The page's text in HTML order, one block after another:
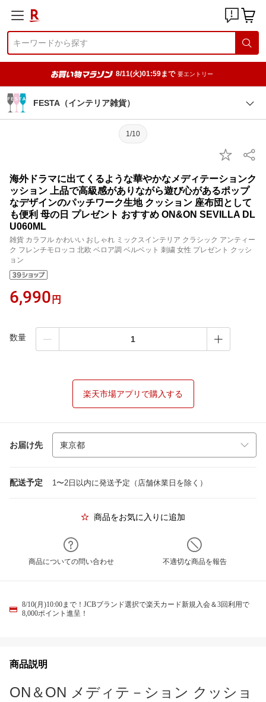
8/11(火)01:59まで 要エントリー
FESTA（インテリア雑貨）
1/10
海外ドラマに出てくるような華やかなメディテーションク
ッション 上品で高級感がありながら遊び心があるポップ
なデザインのパッチワーク生地 クッション 座布団として
も便利 母の日 プレゼント おすすめ ON&ON SEVILLA DL
U060ML
雑貨 カラフル かわいい おしゃれ ミックスインテリア クラシック アンティー
ク フレンチモロッコ 北欧 ベロア調 ベルベット 刺繍 女性 プレゼント クッシ
ョン
6,990 円
数量
楽天市場アプリで購入する
お届け先
配送予定 1〜2日以内に発送予定（店舗休業日を除く）
商品をお気に入りに追加
商品についての問い合わせ 不適切な商品を報告
8/10(月)10:00まで！JCBブランド選択で楽天カード新規入会＆3回利用で
8,000ポイント進呈！
商品説明
ON＆ON メディテ－ション クッショ